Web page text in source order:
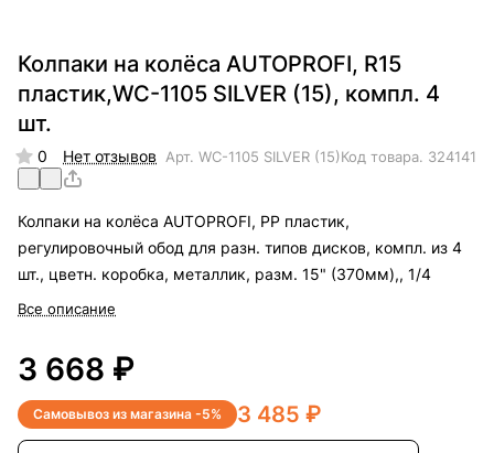
Колпаки на колёса AUTOPROFI, R15
пластик,WC-1105 SILVER (15), компл. 4
шт.
0 Нет отзывов Арт. WC-1105 SILVER (15)Код товара. 324141
Колпаки на колёса AUTOPROFI, PP пластик,
регулировочный обод для разн. типов дисков, компл. из 4
шт., цветн. коробка, металлик, разм. 15" (370мм),, 1/4
Все описание
3 668 ₽
Самовывоз из магазина -5% 3 485 ₽